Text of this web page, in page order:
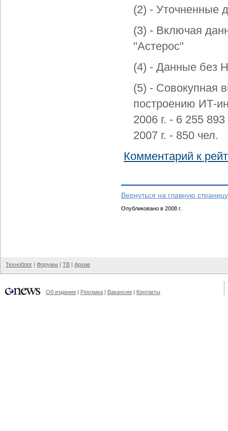
(2) - Уточненные
(3) - Включая
"Астерос"
(4) - Данные без
(5) - Совокупная
построению ИТ-
2006 г. - 6 255
2007 г. - 850 чел.
Комментарий к
Вернуться на главную
Опубликовано в 2008 г.
Техноблог | Форумы | ТВ | Архив
Об издании | Реклама | Вакансии | Контакты